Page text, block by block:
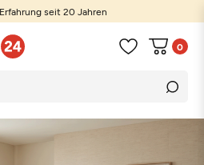
seit 20 Jahren
und große Auswahl
0